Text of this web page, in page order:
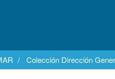
Colección Dirección